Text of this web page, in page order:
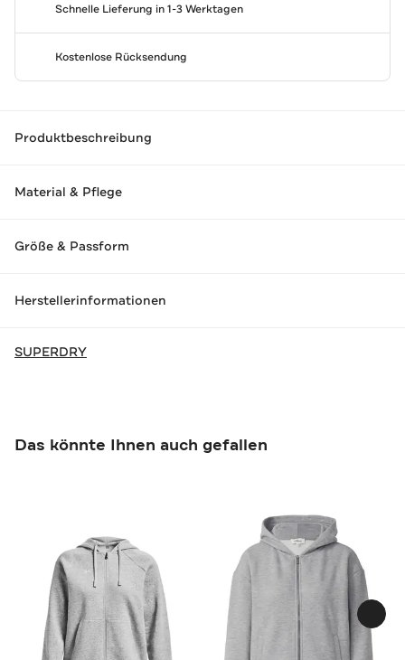
Schnelle Lieferung in 1-3 Werktagen
Kostenlose Rücksendung
Produktbeschreibung
Material & Pflege
Größe & Passform
Herstellerinformationen
SUPERDRY
Das könnte Ihnen auch gefallen